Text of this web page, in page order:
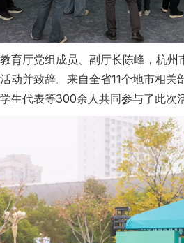
育厅党组成员、副厅长陈峰，杭
动并致辞。来自全省11个地市相
生代表等300余人共同参与了此次